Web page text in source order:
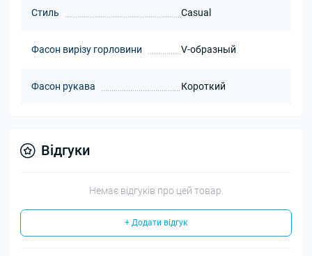
Стиль Casual
Фасон вирізу горловини V-образный
Фасон рукава Короткий
Відгуки
Немає відгуків про цей товар.
+ Додати відгук